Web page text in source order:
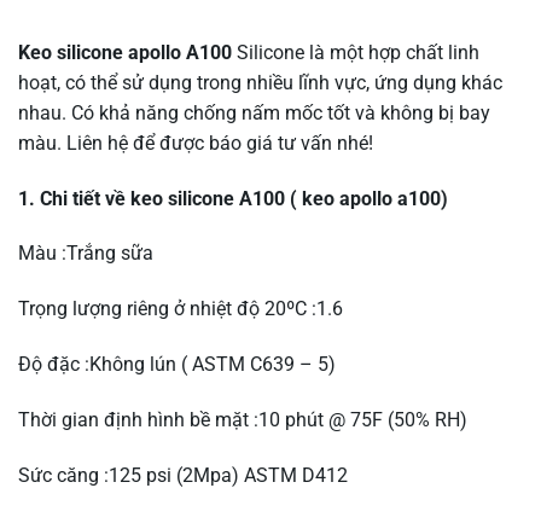
Keo silicone apollo A100 Silicone là một hợp chất linh
hoạt, có thể sử dụng trong nhiều lĩnh vực, ứng dụng khác
nhau. Có khả năng chống nấm mốc tốt và không bị bay
màu. Liên hệ để được báo giá tư vấn nhé!
1. Chi tiết về keo silicone A100 ( keo apollo a100)
Màu :Trắng sữa
Trọng lượng riêng ở nhiệt độ 20ºC :1.6
Độ đặc :Không lún ( ASTM C639 – 5)
Thời gian định hình bề mặt :10 phút @ 75F (50% RH)
Sức căng :125 psi (2Mpa) ASTM D412